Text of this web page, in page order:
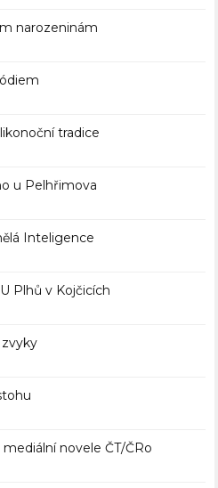
narozeninám
tradice
u Pelhřimova
Inteligence
Plhů v Kojčicích
novele ČT/ČRo